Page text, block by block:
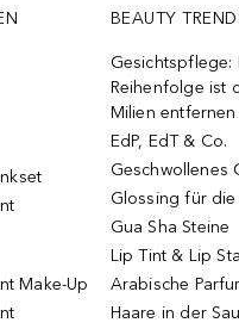
Make-Up
BEAUTY
Gesichtspflege:
Reihenfolge ist
Milien entfernen
EdP, EdT & Co.
Geschwollenes
Glossing für die
Gua Sha Steine
Lip Tint & Lip
Arabische
Haare in der